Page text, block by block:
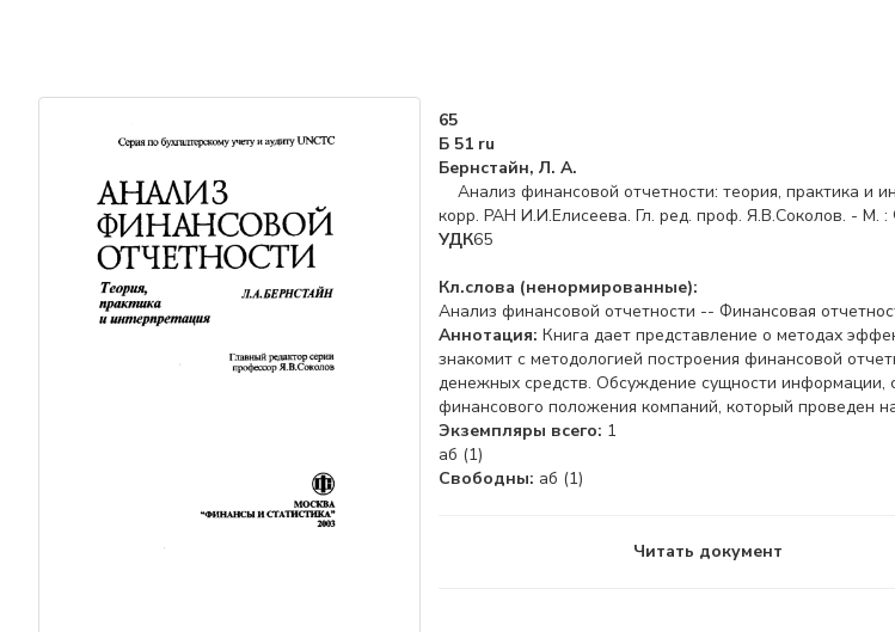
65
Б 51 ru
Бернстайн, Л. А.
Анализ финансовой отчетности: теория, практика и
корр. РАН И.И.Елисеева. Гл. ред. проф. Я.В.Соколов. - М. :
УДК65
Кл.слова (ненормированные):
Анализ финансовой отчетности -- Финансовая
Аннотация: Книга дает представление о методах
знакомит с методологией построения финансовой
денежных средств. Обсуждение сущности информации,
финансового положения компаний, который проведен
Экземпляры всего: 1
аб (1)
Свободны: аб (1)
Читать документ